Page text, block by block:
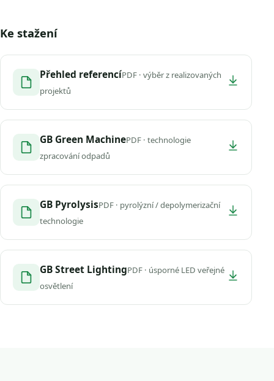
Ke stažení
Přehled referencíPDF · výběr z realizovaných
projektů
GB Green MachinePDF · technologie
zpracování odpadů
GB PyrolysisPDF · pyrolýzní / depolymerizační
technologie
GB Street LightingPDF · úsporné LED veřejné
osvětlení